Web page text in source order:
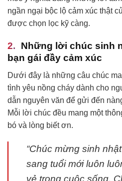
ngần ngại bộc lộ cảm xúc thật
được chọn lọc kỹ càng.
Những lời chúc sinh
bạn gái đầy cảm xúc
Dưới đây là những câu chúc
tình yêu nồng cháy dành cho
dẫn nguyên văn để gửi đến
Mỗi lời chúc đều mang một
bó và lòng biết ơn.
“Chúc mừng sinh
sang tuổi mới luôn